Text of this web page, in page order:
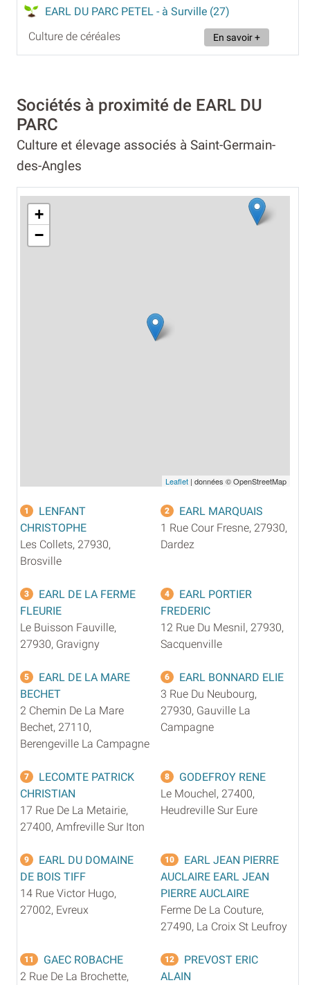
EARL DU PARC PETEL - à Surville (27)
Culture de céréales
En savoir +
Sociétés à proximité de EARL DU
PARC
Culture et élevage associés à Saint-Germain-
des-Angles
+
−
Leaflet | données © OpenStreetMap
1
LENFANT
CHRISTOPHE
Les Collets, 27930,
Brosville
2
EARL MARQUAIS
1 Rue Cour Fresne, 27930,
Dardez
3
EARL DE LA FERME
FLEURIE
Le Buisson Fauville,
27930, Gravigny
4
EARL PORTIER
FREDERIC
12 Rue Du Mesnil, 27930,
Sacquenville
5
EARL DE LA MARE
BECHET
2 Chemin De La Mare
Bechet, 27110,
Berengeville La Campagne
6
EARL BONNARD ELIE
3 Rue Du Neubourg,
27930, Gauville La
Campagne
7
LECOMTE PATRICK
CHRISTIAN
17 Rue De La Metairie,
27400, Amfreville Sur Iton
8
GODEFROY RENE
Le Mouchel, 27400,
Heudreville Sur Eure
9
EARL DU DOMAINE
DE BOIS TIFF
14 Rue Victor Hugo,
27002, Evreux
10
EARL JEAN PIERRE
AUCLAIRE EARL JEAN
PIERRE AUCLAIRE
Ferme De La Couture,
27490, La Croix St Leufroy
11
GAEC ROBACHE
2 Rue De La Brochette,
12
PREVOST ERIC
ALAIN